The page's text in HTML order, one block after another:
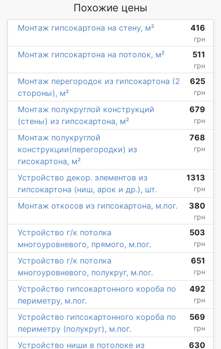
Похожие цены
Монтаж гипсокартона на стену, м² 416
грн
Монтаж гипсокартона на потолок, м² 511
грн
Монтаж перегородок из гипсокартона (2
стороны), м²
625
грн
Монтаж полукруглой конструкций
(стены) из гипсокартона, м²
679
грн
Монтаж полукруглой
конструкции(перегородки) из
гисокартона, м²
768
грн
Устройство декор. элементов из
гипсокартона (ниш, арок и др.), шт.
1313
грн
Монтаж откосов из гипсокартона, м.пог. 380
грн
Устройство г/к потолка
многоуровневого, прямого, м.пог.
503
грн
Устройство г/к потолка
многоуровневого, полукруг, м.пог.
651
грн
Устройство гипсокартонного короба по
периметру, м.пог.
492
грн
Устройство гипсокартонного короба по
периметру (полукруг), м.пог.
569
грн
Устройство ниши в потолоке из
630